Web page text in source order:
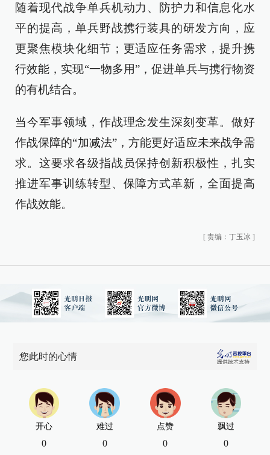
随着现代战争单兵机动力、防护力和信息化水
平的提高，单兵野战携行装具的研发方向，应
更聚焦模块化细节；更适应任务需求，提升携
行效能，实现“一物多用”，促进单兵与携行物资
的有机结合。
当今军事领域，作战理念发生深刻变革。做好
作战保障的“加减法”，方能更好适应未来战争需
求。这要求各级指战员保持创新积极性，扎实
推进军事训练转型、保障方式革新，全面提高
作战效能。
[ 责编：丁玉冰 ]
您此时的心情
开心
0
难过
0
点赞
0
飘过
0